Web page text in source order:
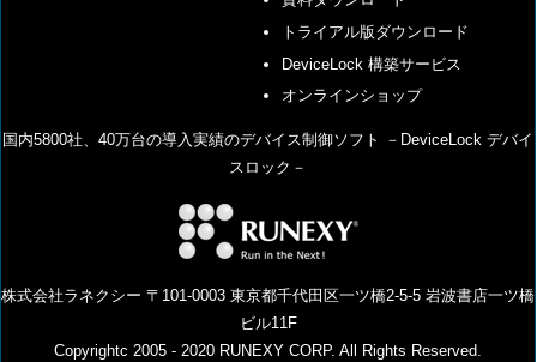
トライアル版ダウンロード
DeviceLock 構築サービス
オンラインショップ
国内5800社、40万台の導⼊実績のデバイス制御ソフト －DeviceLock デバイ
スロック－
株式会社ラネクシー 〒101-0003 東京都千代田区一ツ橋2-5-5 岩波書店一ツ橋
ビル11F
Copyrightc 2005 - 2020 RUNEXY CORP. All Rights Reserved.